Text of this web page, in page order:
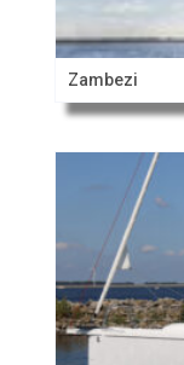
Zambezi